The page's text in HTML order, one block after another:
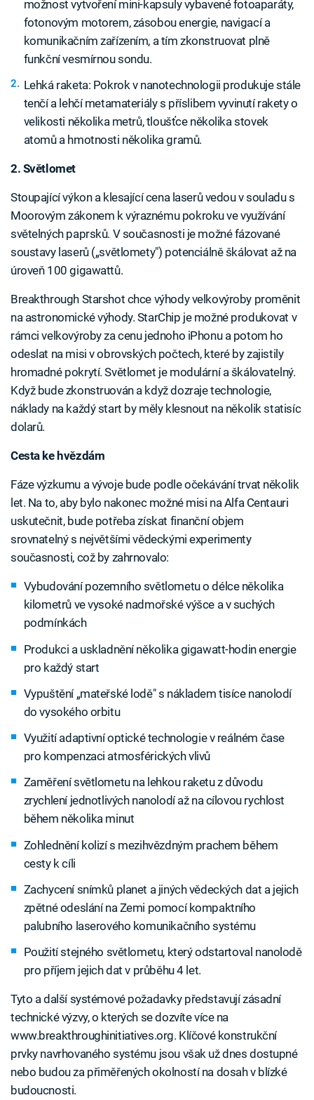
možnost vytvoření mini-kapsuly vybavené fotoaparáty,
fotonovým motorem, zásobou energie, navigací a
komunikačním zařízením, a tím zkonstruovat plně
funkční vesmírnou sondu.
Lehká raketa: Pokrok v nanotechnologii produkuje stále
tenčí a lehčí metamateriály s příslibem vyvinutí rakety o
velikosti několika metrů, tloušťce několika stovek
atomů a hmotnosti několika gramů.
2. Světlomet
Stoupající výkon a klesající cena laserů vedou v souladu s
Moorovým zákonem k výraznému pokroku ve využívání
světelných paprsků. V současnosti je možné fázované
soustavy laserů („světlomety") potenciálně škálovat až na
úroveň 100 gigawattů.
Breakthrough Starshot chce výhody velkovýroby proměnit
na astronomické výhody. StarChip je možné produkovat v
rámci velkovýroby za cenu jednoho iPhonu a potom ho
odeslat na misi v obrovských počtech, které by zajistily
hromadné pokrytí. Světlomet je modulární a škálovatelný.
Když bude zkonstruován a když dozraje technologie,
náklady na každý start by měly klesnout na několik statisíc
dolarů.
Cesta ke hvězdám
Fáze výzkumu a vývoje bude podle očekávání trvat několik
let. Na to, aby bylo nakonec možné misi na Alfa Centauri
uskutečnit, bude potřeba získat finanční objem
srovnatelný s největšími vědeckými experimenty
současnosti, což by zahrnovalo:
Vybudování pozemního světlometu o délce několika
kilometrů ve vysoké nadmořské výšce a v suchých
podmínkách
Produkci a uskladnění několika gigawatt-hodin energie
pro každý start
Vypuštění „mateřské lodě" s nákladem tisíce nanolodí
do vysokého orbitu
Využití adaptivní optické technologie v reálném čase
pro kompenzaci atmosférických vlivů
Zaměření světlometu na lehkou raketu z důvodu
zrychlení jednotlivých nanolodí až na cílovou rychlost
během několika minut
Zohlednění kolizí s mezihvězdným prachem během
cesty k cíli
Zachycení snímků planet a jiných vědeckých dat a jejich
zpětné odeslání na Zemi pomocí kompaktního
palubního laserového komunikačního systému
Použití stejného světlometu, který odstartoval nanolodě
pro příjem jejich dat v průběhu 4 let.
Tyto a další systémové požadavky představují zásadní
technické výzvy, o kterých se dozvíte více na
www.breakthroughinitiatives.org. Klíčové konstrukční
prvky navrhovaného systému jsou však už dnes dostupné
nebo budou za přiměřených okolností na dosah v blízké
budoucnosti.